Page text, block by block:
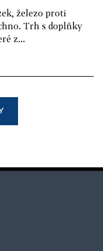
železo proti
Trh s doplňky
z...